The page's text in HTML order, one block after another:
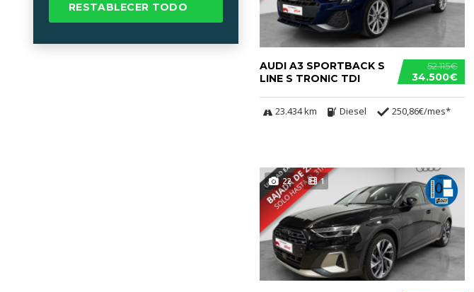
RESTABLECER TODO
52.115€
34.500€
AUDI A3 SPORTBACK S
LINE S TRONIC TDI
23.434 km Diesel 250,86€/mes*
22 1